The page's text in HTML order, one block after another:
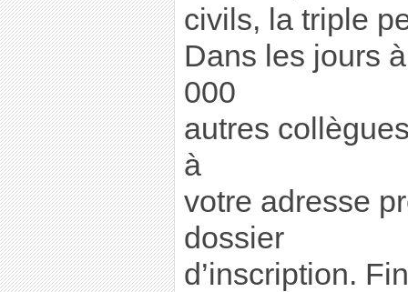
civils, la triple
Dans les jours
000
autres
à
votre adresse
dossier
d’inscription.